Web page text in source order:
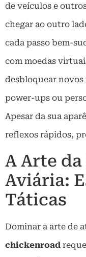
de veículos e
chegar ao outro
cada passo bem-
com moedas
desbloquear
power-ups ou
Apesar da sua
reflexos rápidos,
A Arte
Aviária:
Táticas
Dominar a arte de
chickenroad